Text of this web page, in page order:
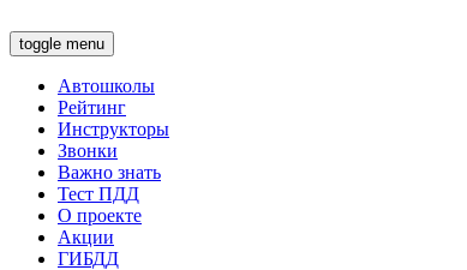
toggle menu
Автошколы
Рейтинг
Инструкторы
Звонки
Важно знать
Тест ПДД
О проекте
Акции
ГИБДД